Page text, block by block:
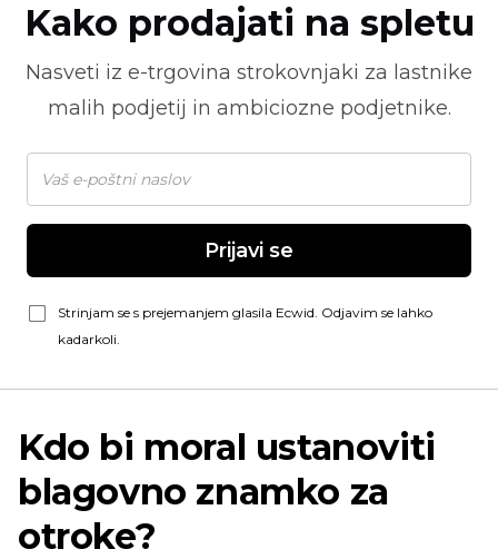
Kako prodajati na spletu
Nasveti iz e-trgovina strokovnjaki za lastnike
malih podjetij in ambiciozne podjetnike.
Prijavi se
Strinjam se s prejemanjem glasila Ecwid. Odjavim se lahko
kadarkoli.
Kdo bi moral ustanoviti
blagovno znamko za
otroke?